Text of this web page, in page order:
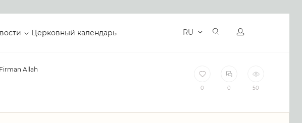
Церковный календарь RU
Allah
0 0 50